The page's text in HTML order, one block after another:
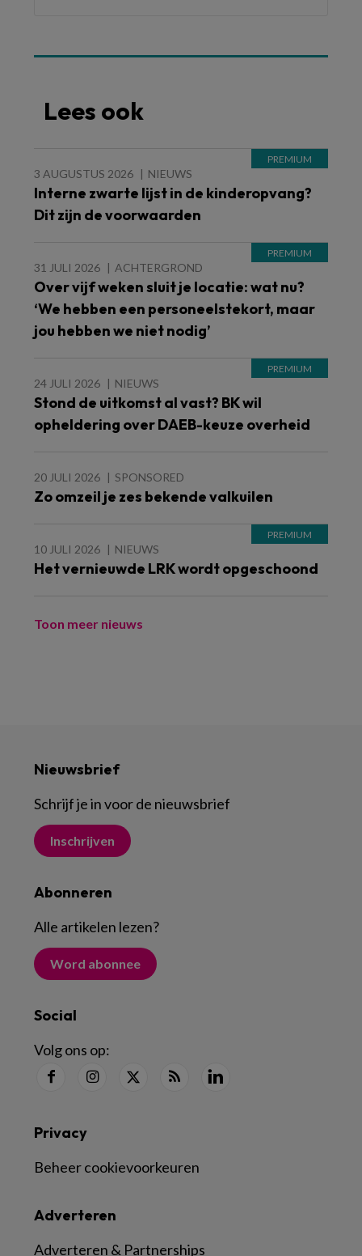
Lees ook
3 AUGUSTUS 2026 NIEUWS
Interne zwarte lijst in de kinderopvang?
Dit zijn de voorwaarden
31 JULI 2026 ACHTERGROND
Over vijf weken sluit je locatie: wat nu?
‘We hebben een personeelstekort, maar
jou hebben we niet nodig’
24 JULI 2026 NIEUWS
Stond de uitkomst al vast? BK wil
opheldering over DAEB-keuze overheid
20 JULI 2026 SPONSORED
Zo omzeil je zes bekende valkuilen
10 JULI 2026 NIEUWS
Het vernieuwde LRK wordt opgeschoond
Toon meer nieuws
Nieuwsbrief
Schrijf je in voor de nieuwsbrief
Inschrijven
Abonneren
Alle artikelen lezen?
Word abonnee
Social
Volg ons op:
Adverteren
Adverteren & Partnerships
Privacy
Beheer cookievoorkeuren